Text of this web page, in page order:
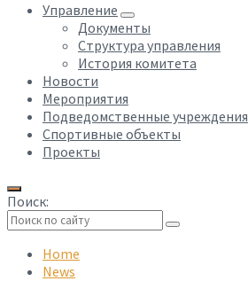
Управление
Документы
Структура управления
История комитета
Новости
Мероприятия
Подведомственные учреждения
Спортивные объекты
Проекты
Поиск:
search
Home
News